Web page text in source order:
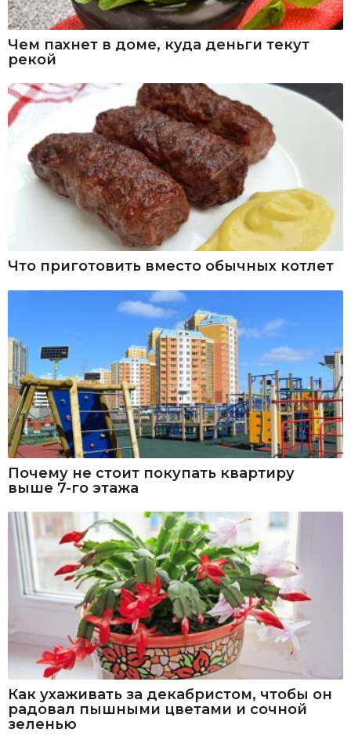
Чем пахнет в доме, куда деньги текут
рекой
Что приготовить вместо обычных котлет
Почему не стоит покупать квартиру
выше 7-го этажа
Как ухаживать за декабристом, чтобы он
радовал пышными цветами и сочной
зеленью